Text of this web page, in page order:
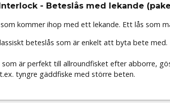
- Beteslås med lekande
kommer ihop med ett lekande. Ett lås som
beteslås som är enkelt att byta bete
är perfekt till allroundfisket efter abborre,
tyngre gäddfiske med större beten.